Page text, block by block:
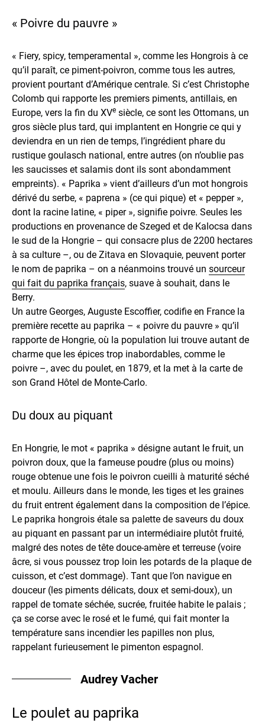
« Poivre du pauvre »
« Fiery, spicy, temperamental », comme les Hongrois à ce
qu’il paraît, ce piment-poivron, comme tous les autres,
provient pourtant d’Amérique centrale. Si c’est Christophe
Colomb qui rapporte les premiers piments, antillais, en
Europe, vers la fin du XVe siècle, ce sont les Ottomans, un
gros siècle plus tard, qui implantent en Hongrie ce qui y
deviendra en un rien de temps, l’ingrédient phare du
rustique goulasch national, entre autres (on n’oublie pas
les saucisses et salamis dont ils sont abondamment
empreints). « Paprika » vient d’ailleurs d’un mot hongrois
dérivé du serbe, « paprena » (ce qui pique) et « pepper »,
dont la racine latine, « piper », signifie poivre. Seules les
productions en provenance de Szeged et de Kalocsa dans
le sud de la Hongrie – qui consacre plus de 2200 hectares
à sa culture –, ou de Zitava en Slovaquie, peuvent porter
le nom de paprika – on a néanmoins trouvé un sourceur
qui fait du paprika français, suave à souhait, dans le
Berry.
Un autre Georges, Auguste Escoffier, codifie en France la
première recette au paprika – « poivre du pauvre » qu’il
rapporte de Hongrie, où la population lui trouve autant de
charme que les épices trop inabordables, comme le
poivre –, avec du poulet, en 1879, et la met à la carte de
son Grand Hôtel de Monte-Carlo.
Du doux au piquant
En Hongrie, le mot « paprika » désigne autant le fruit, un
poivron doux, que la fameuse poudre (plus ou moins)
rouge obtenue une fois le poivron cueilli à maturité séché
et moulu. Ailleurs dans le monde, les tiges et les graines
du fruit entrent également dans la composition de l’épice.
Le paprika hongrois étale sa palette de saveurs du doux
au piquant en passant par un intermédiaire plutôt fruité,
malgré des notes de tête douce-amère et terreuse (voire
âcre, si vous poussez trop loin les potards de la plaque de
cuisson, et c’est dommage). Tant que l’on navigue en
douceur (les piments délicats, doux et semi-doux), un
rappel de tomate séchée, sucrée, fruitée habite le palais ;
ça se corse avec le rosé et le fumé, qui fait monter la
température sans incendier les papilles non plus,
rappelant furieusement le pimenton espagnol.
Audrey Vacher
Le poulet au paprika